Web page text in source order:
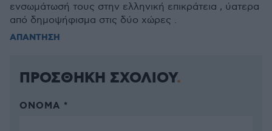
ενσωμάτωσή τους στην ελληνική επικράτεια , ύατερα
από δημοψήφισμα στις δύο χώρες .
ΑΠΑΝΤΗΣΗ
ΠΡΟΣΘΗΚΗ ΣΧΟΛΙΟΥ
ΌΝΟΜΑ *